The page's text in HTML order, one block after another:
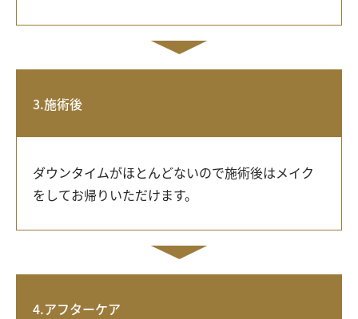
3.施術後
ダウンタイムがほとんどないので施術後はメイク
をしてお帰りいただけます。
4.アフターケア